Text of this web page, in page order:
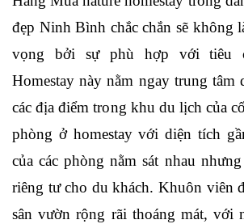
đẹp Ninh Bình chắc chắn sẽ không
vọng bởi sự phù hợp với tiêu
Homestay này nằm ngay trung tâm
các địa điểm trong khu du lịch của
phòng ở homestay với diện tích
của các phòng nằm sát nhau
riêng tư cho du khách. Khuôn viên
sân vườn rộng rãi thoáng mát, với